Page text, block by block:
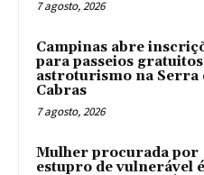
7 agosto, 2026
Campinas abre
para passeios
astroturismo na Serra
Cabras
7 agosto, 2026
Mulher procurada por
estupro de vulnerável é